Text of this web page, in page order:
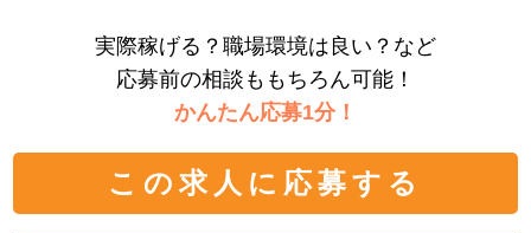
実際稼げる？職場環境は良い？など
応募前の相談ももちろん可能！
かんたん応募1分！
この求人に応募する